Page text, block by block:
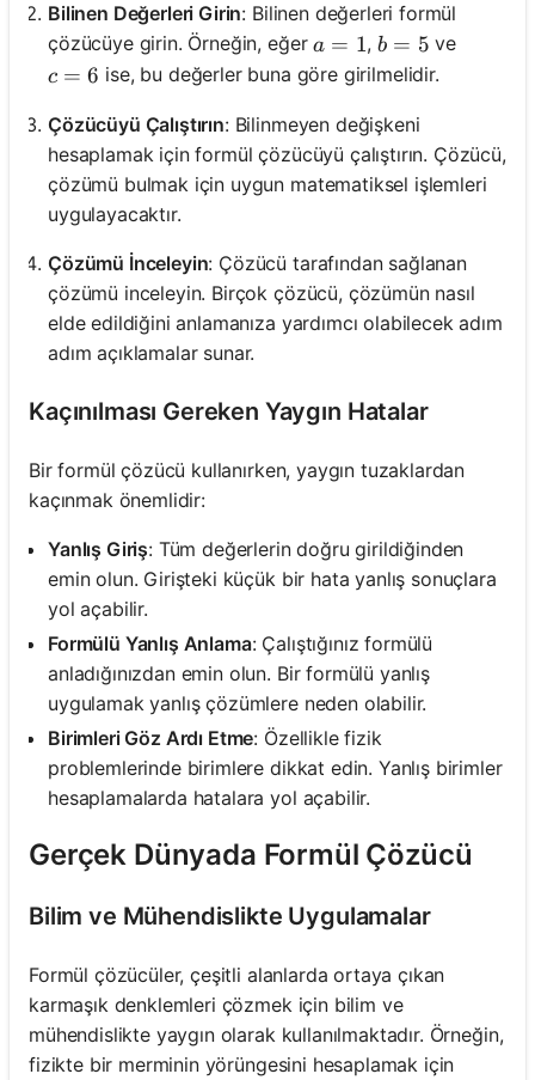
Bilinen Değerleri Girin: Bilinen değerleri formül
çözücüye girin. Örneğin, eğera = 1
a = 1,b = 5
b = 5 ve
c = 6
c = 6 ise, bu değerler buna göre girilmelidir.
Çözücüyü Çalıştırın: Bilinmeyen değişkeni
hesaplamak için formül çözücüyü çalıştırın. Çözücü,
çözümü bulmak için uygun matematiksel işlemleri
uygulayacaktır.
Çözümü İnceleyin: Çözücü tarafından sağlanan
çözümü inceleyin. Birçok çözücü, çözümün nasıl
elde edildiğini anlamanıza yardımcı olabilecek adım
adım açıklamalar sunar.
Kaçınılması Gereken Yaygın Hatalar
Bir formül çözücü kullanırken, yaygın tuzaklardan
kaçınmak önemlidir:
Yanlış Giriş: Tüm değerlerin doğru girildiğinden
emin olun. Girişteki küçük bir hata yanlış sonuçlara
yol açabilir.
Formülü Yanlış Anlama: Çalıştığınız formülü
anladığınızdan emin olun. Bir formülü yanlış
uygulamak yanlış çözümlere neden olabilir.
Birimleri Göz Ardı Etme: Özellikle fizik
problemlerinde birimlere dikkat edin. Yanlış birimler
hesaplamalarda hatalara yol açabilir.
Gerçek Dünyada Formül Çözücü
Bilim ve Mühendislikte Uygulamalar
Formül çözücüler, çeşitli alanlarda ortaya çıkan
karmaşık denklemleri çözmek için bilim ve
mühendislikte yaygın olarak kullanılmaktadır. Örneğin,
fizikte bir merminin yörüngesini hesaplamak için